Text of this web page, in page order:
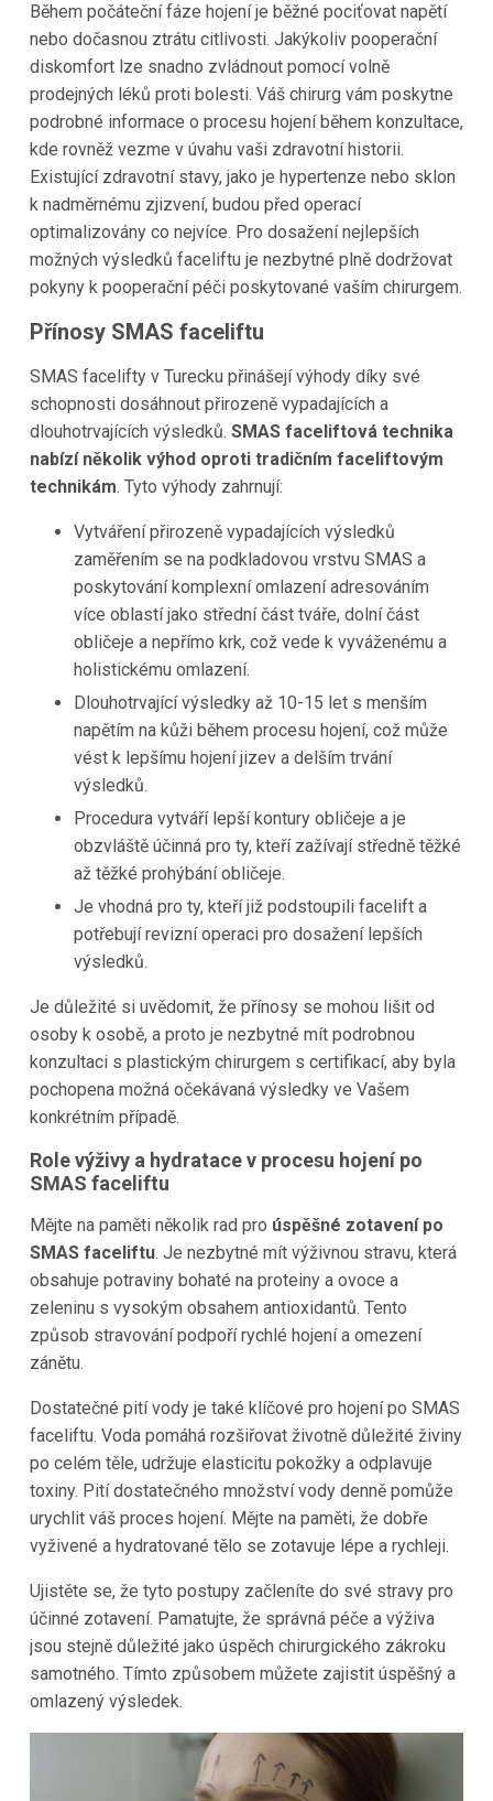
Během počáteční fáze hojení je běžné pociťovat napětí
nebo dočasnou ztrátu citlivosti. Jakýkoliv pooperační
diskomfort lze snadno zvládnout pomocí volně
prodejných léků proti bolesti. Váš chirurg vám poskytne
podrobné informace o procesu hojení během konzultace,
kde rovněž vezme v úvahu vaši zdravotní historii.
Existující zdravotní stavy, jako je hypertenze nebo sklon
k nadměrnému zjizvení, budou před operací
optimalizovány co nejvíce. Pro dosažení nejlepších
možných výsledků faceliftu je nezbytné plně dodržovat
pokyny k pooperační péči poskytované vaším chirurgem.
Přínosy SMAS faceliftu
SMAS facelifty v Turecku přinášejí výhody díky své
schopnosti dosáhnout přirozeně vypadajících a
dlouhotrvajících výsledků. SMAS faceliftová technika
nabízí několik výhod oproti tradičním faceliftovým
technikám. Tyto výhody zahrnují:
Vytváření přirozeně vypadajících výsledků
zaměřením se na podkladovou vrstvu SMAS a
poskytování komplexní omlazení adresováním
více oblastí jako střední část tváře, dolní část
obličeje a nepřímo krk, což vede k vyváženému a
holistickému omlazení.
Dlouhotrvající výsledky až 10-15 let s menším
napětím na kůži během procesu hojení, což může
vést k lepšímu hojení jizev a delším trvání
výsledků.
Procedura vytváří lepší kontury obličeje a je
obzvláště účinná pro ty, kteří zažívají středně těžké
až těžké prohýbání obličeje.
Je vhodná pro ty, kteří již podstoupili facelift a
potřebují revizní operaci pro dosažení lepších
výsledků.
Je důležité si uvědomit, že přínosy se mohou lišit od
osoby k osobě, a proto je nezbytné mít podrobnou
konzultaci s plastickým chirurgem s certifikací, aby byla
pochopena možná očekávaná výsledky ve Vašem
konkrétním případě.
Role výživy a hydratace v procesu hojení po
SMAS faceliftu
Mějte na paměti několik rad pro úspěšné zotavení po
SMAS faceliftu. Je nezbytné mít výživnou stravu, která
obsahuje potraviny bohaté na proteiny a ovoce a
zeleninu s vysokým obsahem antioxidantů. Tento
způsob stravování podpoří rychlé hojení a omezení
zánětu.
Dostatečné pití vody je také klíčové pro hojení po SMAS
faceliftu. Voda pomáhá rozšiřovat životně důležité živiny
po celém těle, udržuje elasticitu pokožky a odplavuje
toxiny. Pití dostatečného množství vody denně pomůže
urychlit váš proces hojení. Mějte na paměti, že dobře
vyživené a hydratované tělo se zotavuje lépe a rychleji.
Ujistěte se, že tyto postupy začleníte do své stravy pro
účinné zotavení. Pamatujte, že správná péče a výživa
jsou stejně důležité jako úspěch chirurgického zákroku
samotného. Tímto způsobem můžete zajistit úspěšný a
omlazený výsledek.